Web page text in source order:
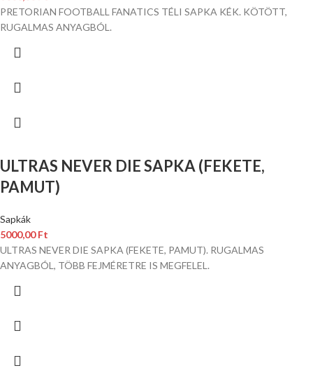
PRETORIAN FOOTBALL FANATICS TÉLI SAPKA KÉK. KÖTÖTT,
RUGALMAS ANYAGBÓL.
ULTRAS NEVER DIE SAPKA (FEKETE,
PAMUT)
Sapkák
5000,00Ft
ULTRAS NEVER DIE SAPKA (FEKETE, PAMUT). RUGALMAS
ANYAGBÓL, TÖBB FEJMÉRETRE IS MEGFELEL.